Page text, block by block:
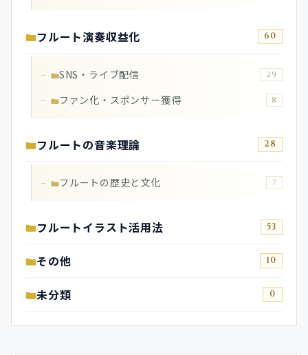
フルート演奏収益化 60
SNS・ライブ配信 29
ファン化・スポンサー獲得 8
フルートの音楽理論 28
フルートの歴史と文化 7
フルートイラスト活用法 53
その他 10
未分類 0